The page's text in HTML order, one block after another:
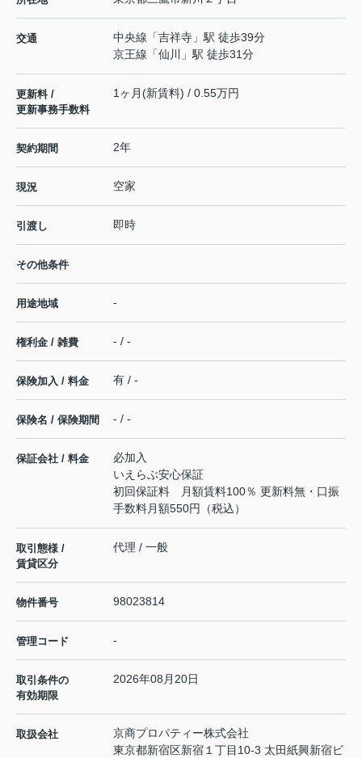
交通 中央線 「吉祥寺 」駅 徒歩39分
京王線 「仙川 」駅 徒歩31分
更新料 /
更新事務手数料
1ヶ月(新賃料) / 0.55万円
契約期間 2年
現況 空家
引渡し 即時
その他条件
用途地域 -
権利金 / 雑費 - / -
保険加入 / 料金 有 / -
保険名 / 保険期間 - / -
保証会社 / 料金
必加入
いえらぶ安心保証
初回保証料 月額賃料100％ 更新料無・口振
手数料月額550円（税込）
取引態様 /
賃貸区分
代理 / 一般
物件番号 98023814
管理コード -
取引条件の
有効期限
2026年08月20日
取扱会社
京商プロパティー株式会社
東京都新宿区新宿１丁目10-3 太田紙興新宿ビ